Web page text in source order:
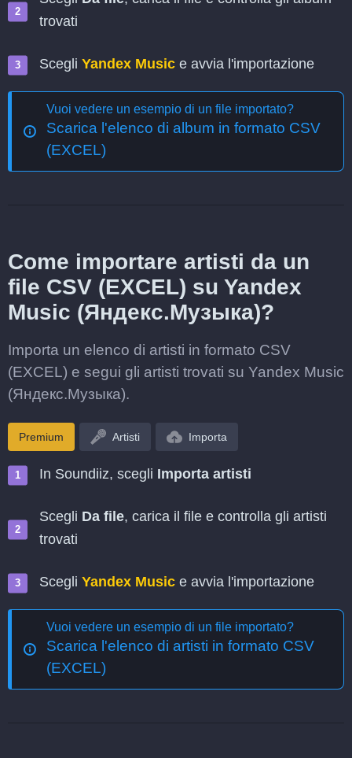
trovati
Scegli Yandex Music e avvia l'importazione
Vuoi vedere un esempio di un file importato?
Scarica l'elenco di album in formato CSV
(EXCEL)
Come importare artisti da un
file CSV (EXCEL) su Yandex
Music (Яндекс.Музыка)?
Importa un elenco di artisti in formato CSV
(EXCEL) e segui gli artisti trovati su Yandex Music
(Яндекс.Музыка).
Premium Artisti Importa
In Soundiiz, scegli Importa artisti
Scegli Da file, carica il file e controlla gli artisti
trovati
Scegli Yandex Music e avvia l'importazione
Vuoi vedere un esempio di un file importato?
Scarica l'elenco di artisti in formato CSV
(EXCEL)